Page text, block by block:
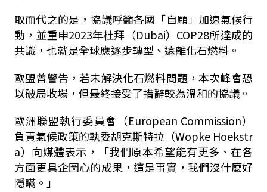
取而代之的是，協議呼籲各國「自願」加速氣候行
動，並重申2023年杜拜（Dubai）COP28所達成的
共識，也就是全球應逐步轉型、遠離化石燃料。
歐盟曾警告，若未解決化石燃料問題，本次峰會恐
以破局收場，但最終接受了措辭較為溫和的協議。
歐洲聯盟執行委員會（European Commission）
負責氣候政策的執委胡克斯特拉（Wopke Hoekstr
a）向媒體表示，「我們原本希望能有更多、在各
方面更具企圖心的成果，這是事實，我們沒什麼好
隱瞞。」